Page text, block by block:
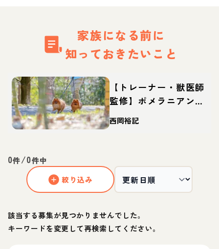
家族になる前に
知っておきたいこと
【トレーナー・獣医師
監修】ポメラニアンっ
てどんな犬？性格・特
徴・育て方・迎え方
西岡裕記
0件/0件中
絞り込み
該当する募集が見つかりませんでした。
キーワードを変更して再検索してください。